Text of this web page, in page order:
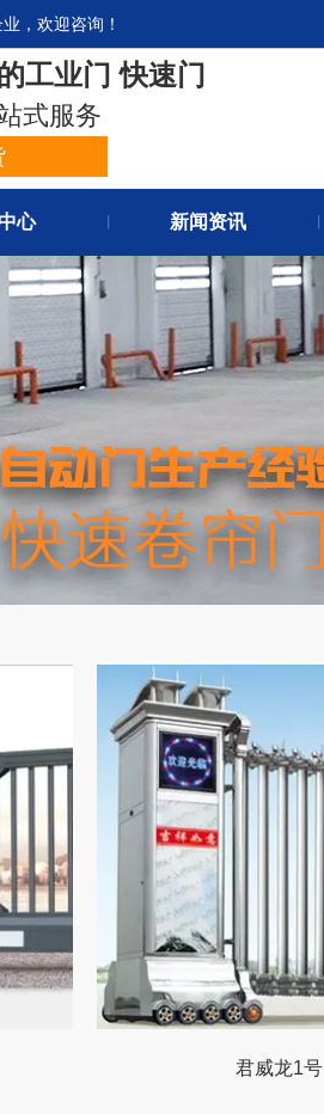
，欢迎咨询！
工业门 快速门
式服务
心 新闻资讯
君威龙1号